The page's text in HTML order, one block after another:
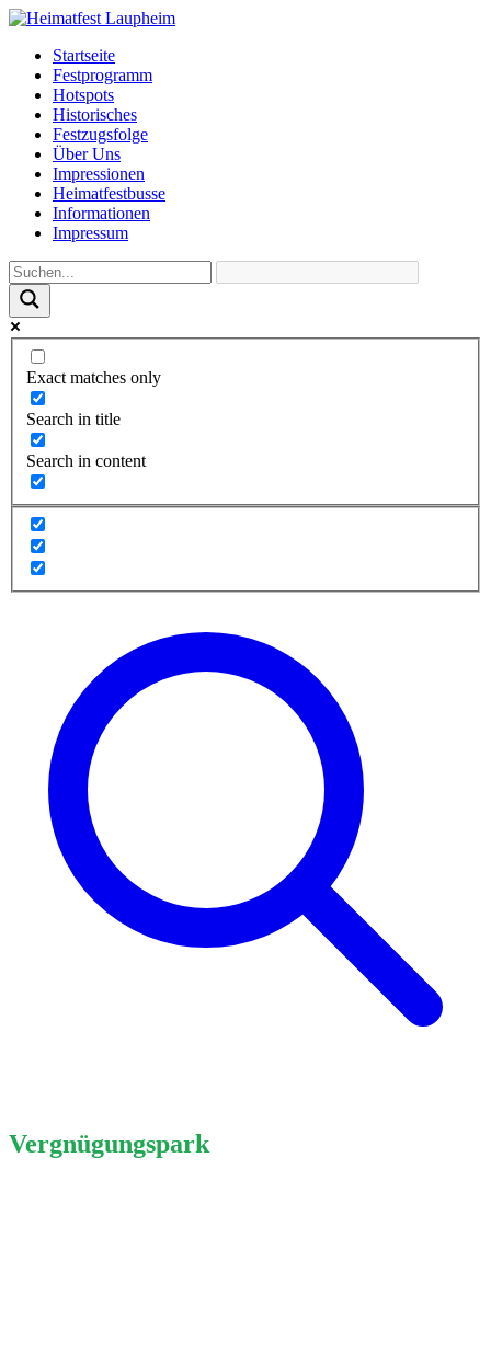
Startseite
Festprogramm
Hotspots
Historisches
Festzugsfolge
Über Uns
Impressionen
Heimatfestbusse
Informationen
Impressum
Exact matches only
Search in title
Search in content
Vergnügungspark